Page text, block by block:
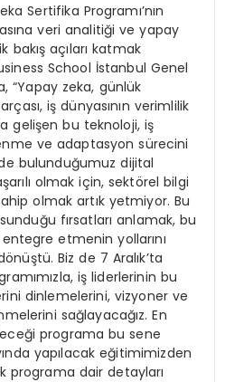
Sertifika Programı’nın
veri analitiği ve yapay
bakış açıları katmak
School İstanbul Genel
“Yapay zeka, günlük
iş dünyasının verimlilik
gelişen bu teknoloji, iş
ve adaptasyon sürecini
bulunduğumuz dijital
olmak için, sektörel bilgi
olmak artık yetmiyor. Bu
fırsatları anlamak, bu
etmenin yollarını
Biz de 7 Aralık’ta
iş liderlerinin bu
dinlemelerini, vizyoner ve
sağlayacağız. En
programa bu sene
yapılacak eğitimimizden
programa dair detayları